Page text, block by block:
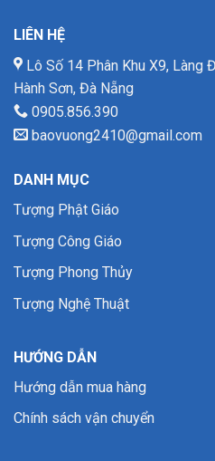
LIÊN HỆ
Lô Số 14 Phân Khu X9, Làng
Hành Sơn, Đà Nẵng
0905.856.390
baovuong2410@gmail.com
DANH MỤC
Tượng Phật Giáo
Tượng Công Giáo
Tượng Phong Thủy
Tượng Nghệ Thuật
HƯỚNG DẪN
Hướng dẫn mua hàng
Chính sách vận chuyển